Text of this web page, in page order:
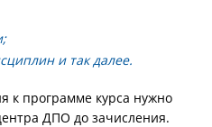
и так далее.
к программе курса нужно
ДПО до зачисления.